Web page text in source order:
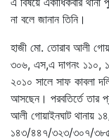
না বলে জানান তিনি।
হাজী মো. তোরাব আলী
৩০৬, এস,এ দাগনং ১১০,
২০১০ সালে সাফ কাবলা
আসছেন। পরবতির্তে তার
আলী গোয়াইনঘাট থানায়
১৪৩/৪৪৭/৩২৩/৩০৭/৩৮৫/